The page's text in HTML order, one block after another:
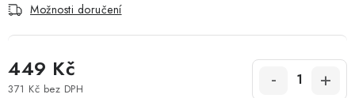
Možnosti doručení
449 Kč
371 Kč bez DPH